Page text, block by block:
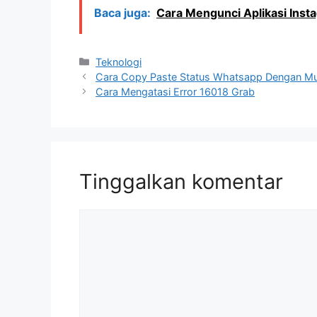
Baca juga: Cara Mengunci Aplikasi
Kategori
Teknologi
Cara Copy Paste Status Whatsapp Dengan
Cara Mengatasi Error 16018 Grab
Tinggalkan komentar